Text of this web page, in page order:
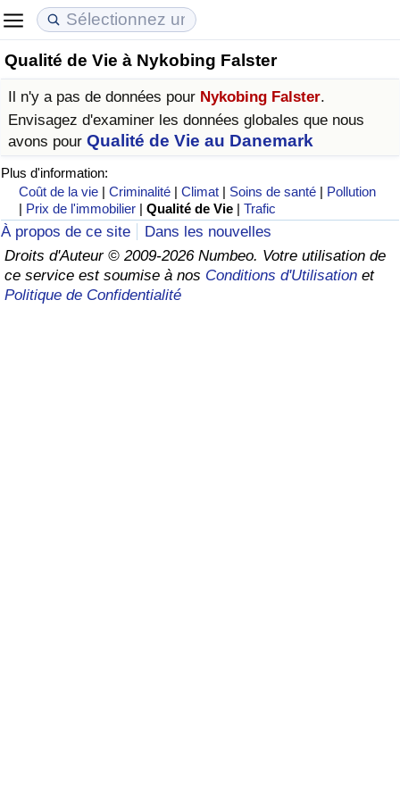
Qualité de Vie à Nykobing Falster
Il n'y a pas de données pour Nykobing Falster.
Envisagez d'examiner les données globales que nous
avons pour Qualité de Vie au Danemark
Plus d'information:
Coût de la vie |Criminalité |Climat | Soins de santé | Pollution
| Prix de l'immobilier |Qualité de Vie |Trafic
À propos de ce site
Dans les nouvelles
Droits d'Auteur © 2009-2026 Numbeo. Votre utilisation de
ce service est soumise à nos Conditions d'Utilisation et
Politique de Confidentialité
Coût de la vie
Indice du Coût de la Vie (Actuel)
Indice du Coût de la Vie
Indice du coût de la vie par pays
à Akaba
Prix de l'immobilier
Indice des Prix de l'immobilier (Actuel)
Indice des Prix de l'immobilier
Indice des Prix de l'immobilier par Pays
Qualité de Vie
Indice de Qualité de Vie
Indice de Qualité de Vie (Actuel)
Indice de qualité de vie par pays
Criminalité
Indice de Criminalité (Actuel)